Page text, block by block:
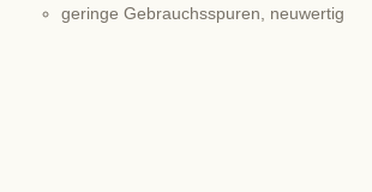
geringe Gebrauchsspuren, neuwertig